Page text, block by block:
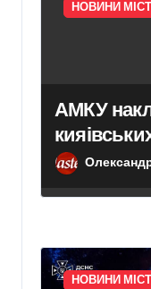
НОВИНИ
АМКУ
НОВИНИ